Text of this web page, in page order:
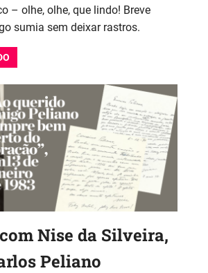
– olhe, olhe, que lindo! Breve
sumia sem deixar rastros.
Nise da Silveira,
Peliano